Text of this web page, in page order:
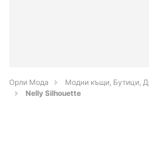
Орли Мода
Модни къщи, Бутици,
Nelly Silhouette